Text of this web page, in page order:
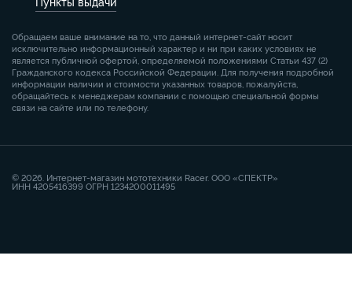
Обращаем ваше внимание на то, что данный интернет-сайт носит
исключительно информационный характер и ни при каких условиях не
является публичной офертой, определяемой положениями Статьи 437 (2)
Гражданского кодекса Российской Федерации. Для получения подробной
информации наличии и стоимости указанных товаров, пожалуйста,
обращайтесь к менеджерам компании с помощью специальной формы
связи на сайте или по телефону.
© 2026. Интернет-магазин мототехники Racer. ООО «СПЕКТР»
ИНН 4205416399 ОГРН 1234200011495